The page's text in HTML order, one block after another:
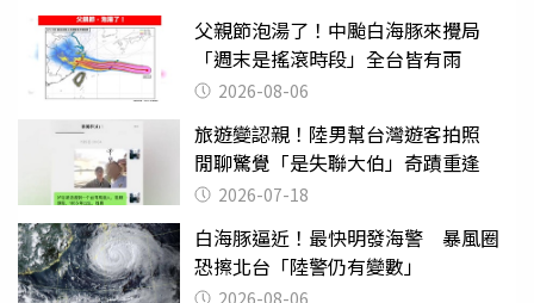
父親節泡湯了！中颱白海豚來攪局
「週末是搖滾時段」全台皆有雨
2026-08-06
旅遊變認親！陸男幫台灣遊客拍照
閒聊驚覺「是失聯大伯」奇蹟重逢
2026-07-18
白海豚逼近！最快明發海警 暴風圈
恐擦北台「陸警仍有變數」